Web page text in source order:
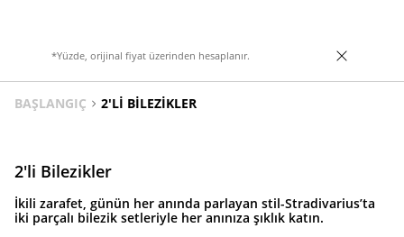
ağacı ve karamelin tatlılığıyla
harmanlanarak bağımlılık yaratan zarif bir
profil oluşturuyor. Baz notalarda ise misk
ve vanilyanın kremsi derinliği, amber ve
yosunun gizemli dokunuşuyla
kadınlar için tasarlandı.
*Yüzde, orijinal fiyat üzerinden hesaplanır.
BAŞLANGIÇ 2'LI BILEZIKLER
2'li Bilezikler
İkili zarafet, günün her anında parlayan stil-Stradivarius’ta
iki parçalı bilezik setleriyle her anınıza şıklık katın.